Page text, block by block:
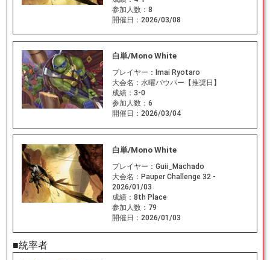
参加人数： 8
開催日： 2026/03/08
白単/Mono White
プレイヤー： Imai Ryotaro
大会名： 水曜パウパー【推奨日】
成績： 3-0
参加人数： 6
開催日： 2026/03/04
白単/Mono White
プレイヤー： Guii_Machado
大会名： Pauper Challenge 32 -
2026/01/03
成績： 8th Place
参加人数： 79
開催日： 2026/01/03
■統率者